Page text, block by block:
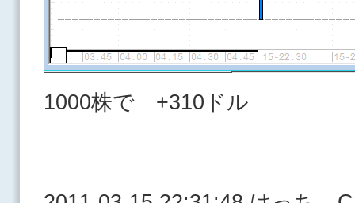
1000株で +310ドル